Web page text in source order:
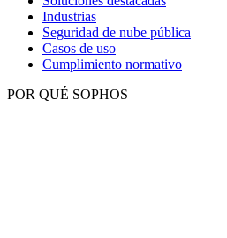
Industrias
Seguridad de nube pública
Casos de uso
Cumplimiento normativo
POR QUÉ SOPHOS